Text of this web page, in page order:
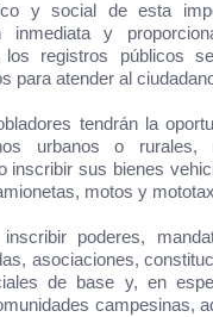
y social de esta
inmediata y
registros públicos
para atender al
tendrán la
urbanos o rurales,
inscribir sus bienes
motos y
poderes,
asociaciones,
de base y, en
campesinas,